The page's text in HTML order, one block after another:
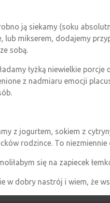
ją siekamy (soku
lub mikserem, dodajemy
sobą.
łyżką niewielkie
z nadmiaru emocji
z jogurtem, sokiem z
rodzince. To
się na zapiecek
w dobry nastrój i wiem, że